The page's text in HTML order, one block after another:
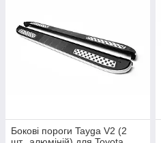
Бокові пороги Tayga V2 (2